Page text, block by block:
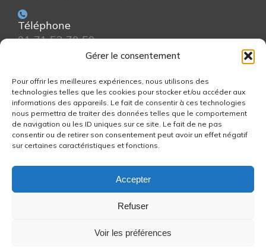
Gérer le consentement
Pour offrir les meilleures expériences, nous utilisons des
technologies telles que les cookies pour stocker et/ou accéder aux
informations des appareils. Le fait de consentir à ces technologies
nous permettra de traiter des données telles que le comportement
de navigation ou les ID uniques sur ce site. Le fait de ne pas
consentir ou de retirer son consentement peut avoir un effet négatif
sur certaines caractéristiques et fonctions.
Accepter
Refuser
Voir les préférences
Téléphone
01 71 52 70 50
Lundi au Vendredi : 8h30 à 18h00
Email
contacts(arobase)robocol.com
© Site réalisé par The First Blossom